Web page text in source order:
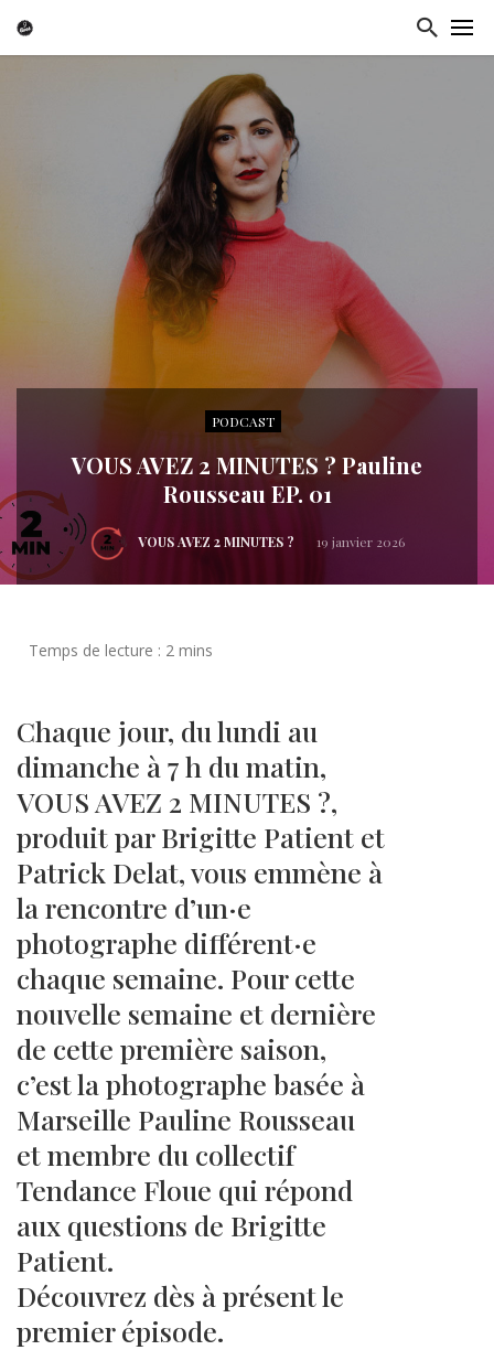
PODCAST
VOUS AVEZ 2 MINUTES ? Pauline
Rousseau EP. 01
VOUS AVEZ 2 MINUTES ? 19 janvier 2026
Chaque jour, du lundi au
dimanche à 7 h du matin,
VOUS AVEZ 2 MINUTES ?,
produit par Brigitte Patient et
Patrick Delat, vous emmène à
la rencontre d’un·e
photographe différent·e
chaque semaine. Pour cette
nouvelle semaine et dernière
de cette première saison,
c’est la photographe basée à
Marseille Pauline Rousseau
et membre du collectif
Tendance Floue qui répond
aux questions de Brigitte
Patient.
Découvrez dès à présent le
premier épisode.